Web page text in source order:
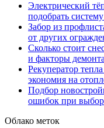
Электрический
подобрать
Забор из
от других
Сколько стоит
и факторы
Рекуператор
экономия на
Подбор
ошибок при
Облако меток